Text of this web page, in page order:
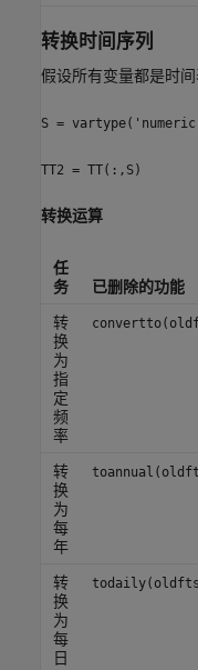
转换时间序列
假设所有变量都是时
S =
TT2 = TT(:,S)
转换运算
任
务
已删除的功能
转
换
为
指
定
频
率
转
换
为
每
年
转
换
为
每
日